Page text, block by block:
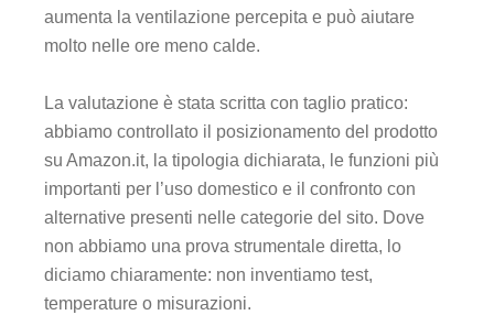
aumenta la ventilazione percepita e può aiutare
molto nelle ore meno calde.
La valutazione è stata scritta con taglio pratico:
abbiamo controllato il posizionamento del prodotto
su Amazon.it, la tipologia dichiarata, le funzioni più
importanti per l’uso domestico e il confronto con
alternative presenti nelle categorie del sito. Dove
non abbiamo una prova strumentale diretta, lo
diciamo chiaramente: non inventiamo test,
temperature o misurazioni.